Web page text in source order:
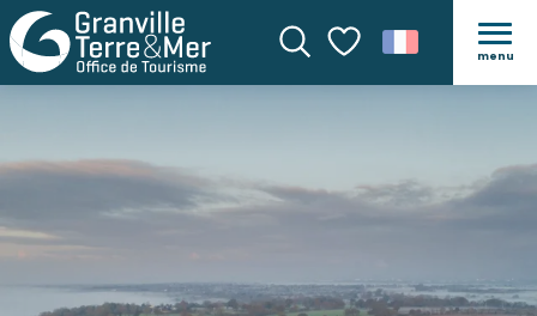
Recherche
Voir les favoris
menu